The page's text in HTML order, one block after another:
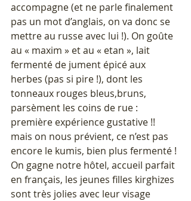
accompagne (et ne parle finalement
pas un mot d’anglais, on va donc se
mettre au russe avec lui !). On goûte
au « maxim » et au « etan », lait
fermenté de jument épicé aux
herbes (pas si pire !), dont les
tonneaux rouges bleus,bruns,
parsèment les coins de rue :
première expérience gustative !!
mais on nous prévient, ce n’est pas
encore le kumis, bien plus fermenté !
On gagne notre hôtel, accueil parfait
en français, les jeunes filles kirghizes
sont très jolies avec leur visage